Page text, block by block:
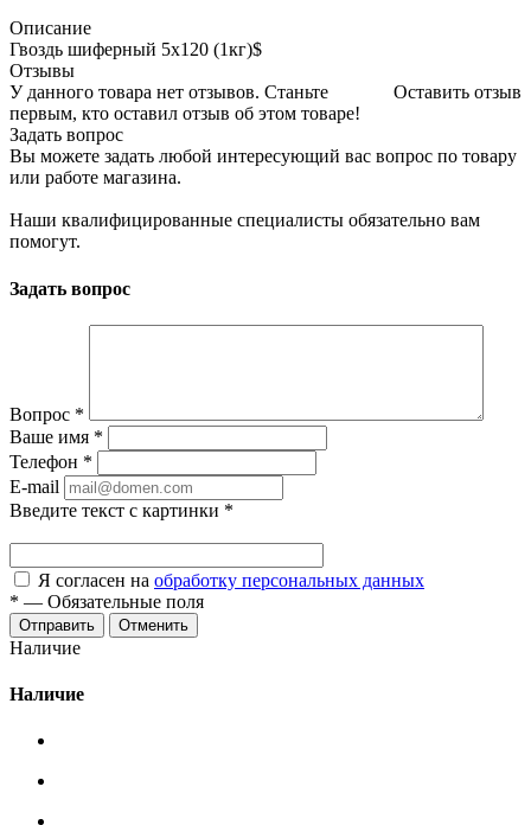
Описание
Гвоздь шиферный 5х120 (1кг)$
Отзывы
Оставить отзыв
У данного товара нет отзывов. Станьте
первым, кто оставил отзыв об этом товаре!
Задать вопрос
Вы можете задать любой интересующий вас вопрос по товару
или работе магазина.
Наши квалифицированные специалисты обязательно вам
помогут.
Задать вопрос
Вопрос *
Ваше имя *
Телефон *
E-mail
Введите текст с картинки *
Я согласен на обработку персональных данных
* — Обязательные поля
Отменить
Наличие
Наличие